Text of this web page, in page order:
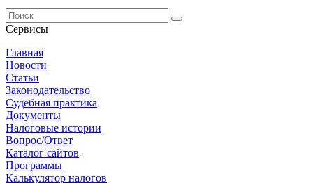
Сервисы
Главная
Новости
Cтатьи
Законодательство
Судебная практика
Документы
Налоговые истории
Вопрос/Ответ
Каталог сайтов
Программы
Калькулятор налогов